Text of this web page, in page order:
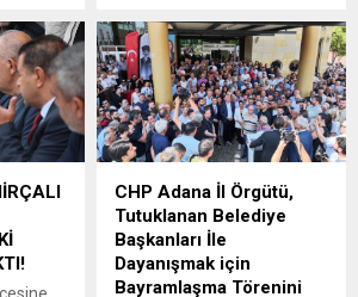
gece
silahlı
bakıma
verimlilik dönemini
başlatıyor. Doç. Dr. Eser
Çeliktopuz, Çukurova
Üniversitesi Teknokent’te
kurduğu EC AgriTech
Academy çatısı altında Türk
tarımına çağ atlatacak bir
otomasyon sistemine imza
attıklarını belirterek,...
CHP Adana İl Örgütü,
Tutuklanan Belediye
Başkanları İle
Dayanışmak için
Bayramlaşma Törenini